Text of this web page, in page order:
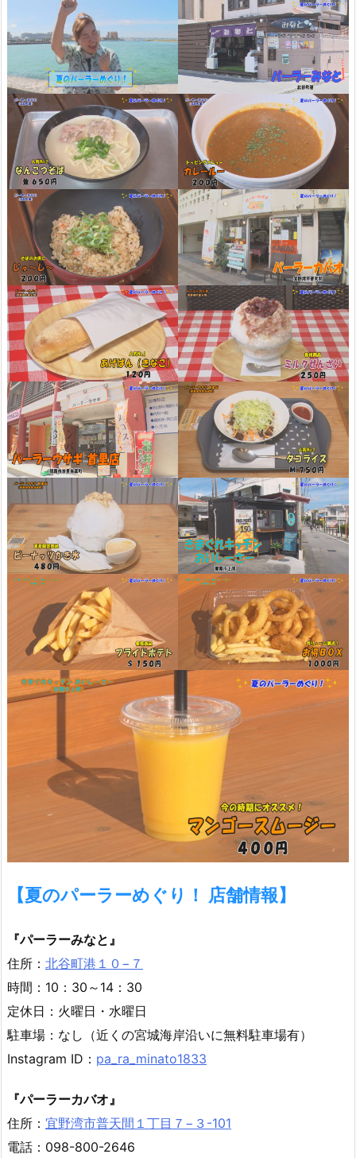
【夏のパーラーめぐり！ 店舗情報】
『パーラーみなと』
住所： 北谷町港１０−７
時間：10：30～14：30
定休日：火曜日・水曜日
駐車場：なし（近くの宮城海岸沿いに無料駐車場有）
Instagram ID： pa_ra_minato1833
『パーラーカバオ』
住所： 宜野湾市普天間１丁目７−３-101
電話：098-800-2646